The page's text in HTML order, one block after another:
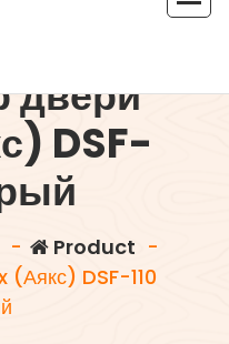
двери
DSF-
- Product -
(Аякс) DSF-110